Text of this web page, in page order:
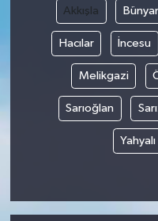
Akkışla
Hacılar İncesu
Melikgazi
Sarıoğlan
Yahyalı